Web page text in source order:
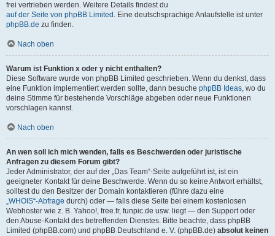
frei vertrieben werden. Weitere Details findest du
auf der Seite von phpBB Limited . Eine deutschsprachige Anlaufstelle ist unter
phpBB.de zu finden.
Nach oben
Warum ist Funktion x oder y nicht enthalten?
Diese Software wurde von phpBB Limited geschrieben. Wenn du denkst, dass
eine Funktion implementiert werden sollte, dann besuche phpBB Ideas, wo du
deine Stimme für bestehende Vorschläge abgeben oder neue Funktionen
vorschlagen kannst.
Nach oben
An wen soll ich mich wenden, falls es Beschwerden oder juristische
Anfragen zu diesem Forum gibt?
Jeder Administrator, der auf der „Das Team“-Seite aufgeführt ist, ist ein
geeigneter Kontakt für deine Beschwerde. Wenn du so keine Antwort erhältst,
solltest du den Besitzer der Domain kontaktieren (führe dazu eine
„WHOIS“-Abfrage durch) oder — falls diese Seite bei einem kostenlosen
Webhoster wie z. B. Yahoo!, free.fr, funpic.de usw. liegt — den Support oder
den Abuse-Kontakt des betreffenden Dienstes. Bitte beachte, dass phpBB
Limited (phpBB.com) und phpBB Deutschland e. V. (phpBB.de) absolut keinen